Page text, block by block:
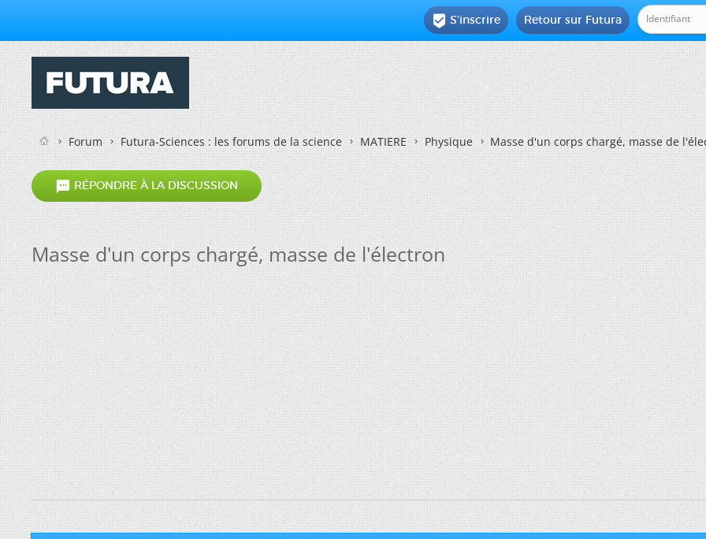
Retour sur Futura
 S'inscrire
Forum Futura-Sciences : les forums de la science MATIERE Physique Masse d'un corps chargé, masse de
 RÉPONDRE À LA DISCUSSION
Masse d'un corps chargé, masse de l'électron